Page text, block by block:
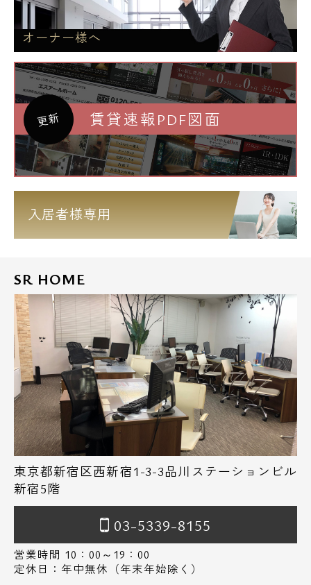
オーナー様へ
更新 賃貸速報PDF図面
入居者様専用
SR HOME
東京都新宿区西新宿1-3-3品川ステーションビル
新宿5階
03-5339-8155
営業時間 10：00～19：00
定休日：年中無休（年末年始除く）